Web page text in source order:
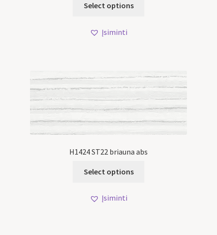
Select options
Įsiminti
H1424 ST22 briauna abs
Select options
Įsiminti